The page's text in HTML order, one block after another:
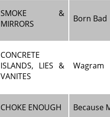
SMOKE &
MIRRORS
Born Bad
CONCRETE
ISLANDS, LIES &
VANITES
Wagram
CHOKE ENOUGH Because